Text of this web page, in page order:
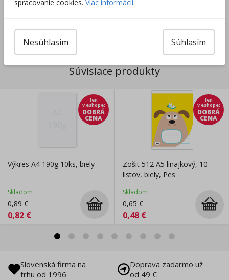
Výrobca/Distribútor
Súvisiace produkty
len
v eshope:
DOBRÁ
CENA
Výkres A4 190g 10ks, biely
Skladom
0,89€
0,82 €
len
v eshope:
DOBRÁ
CENA
Zošit 512 A5 linajkový, 10
listov, biely, Pes
Skladom
0,65€
0,48 €
Slovenská firma na
trhu od 1996
Doprava zadarmo už
od 49 €
spracovanie cookies. Viac informácií
Súhlasím
Nesúhlasím